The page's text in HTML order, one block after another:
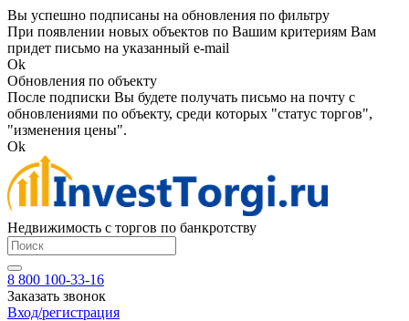
Вы успешно подписаны на обновления по фильтру
При появлении новых объектов по Вашим критериям Вам
придет письмо на указанный e-mail
Ok
Обновления по объекту
После подписки Вы будете получать письмо на почту с
обновлениями по объекту, среди которых "статус торгов",
"изменения цены".
Ok
Недвижимость с торгов по банкротству
8 800 100-33-16
Заказать звонок
Вход/регистрация